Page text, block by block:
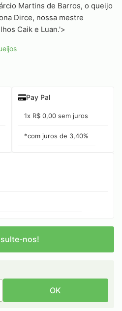
Martins de Barros, o queijo
Dirce, nossa mestre
Caik e Luan.'>
Pay Pal
1x R$ 0,00 sem juros
*com juros de 3,40%
nos!
OK